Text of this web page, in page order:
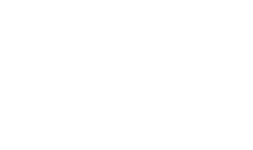
El PSOE
el
segunda
el colegio de